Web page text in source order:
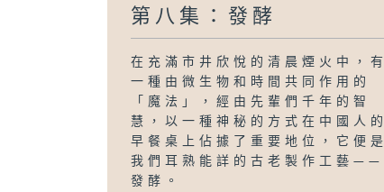
第八集：發酵
在充滿市井欣悅的清晨煙火中，有
一種由微生物和時間共同作用的
「魔法」，經由先輩們千年的智
慧，以一種神秘的方式在中國人的
早餐桌上佔據了重要地位，它便是
我們耳熟能詳的古老製作工藝——
發酵。